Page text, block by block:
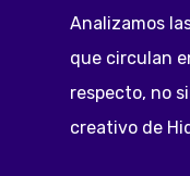
Analizamos
que circulan
respecto, no
creativo de